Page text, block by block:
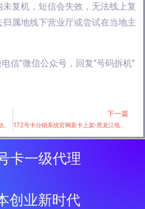
复机，短信会失效，无法线上复
属地线下营业厅或尝试在当地主
信”微信公众号，回复“号码拆机”
172号卡分销系统官网新卡上架-广东移动省内专用卡【仅发广东】
下一篇
172号卡分销系统官网新卡上架-黑龙江电信省内专属卡【仅发黑龙江】
卡一级代理
创业新时代